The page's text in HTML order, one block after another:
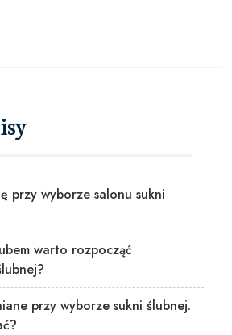
przy wyborze salonu sukni
warto rozpocząć
przy wyborze sukni ślubnej.